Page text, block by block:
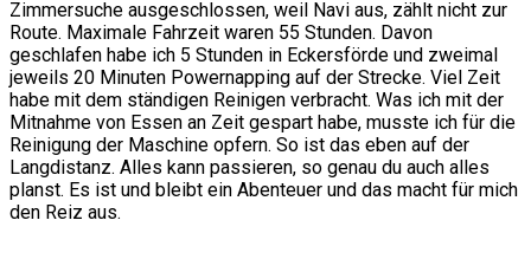
Zimmersuche ausgeschlossen, weil Navi aus, zählt nicht zur
Route. Maximale Fahrzeit waren 55 Stunden. Davon
geschlafen habe ich 5 Stunden in Eckersförde und zweimal
jeweils 20 Minuten Powernapping auf der Strecke. Viel Zeit
habe mit dem ständigen Reinigen verbracht. Was ich mit der
Mitnahme von Essen an Zeit gespart habe, musste ich für die
Reinigung der Maschine opfern. So ist das eben auf der
Langdistanz. Alles kann passieren, so genau du auch alles
planst. Es ist und bleibt ein Abenteuer und das macht für mich
den Reiz aus.